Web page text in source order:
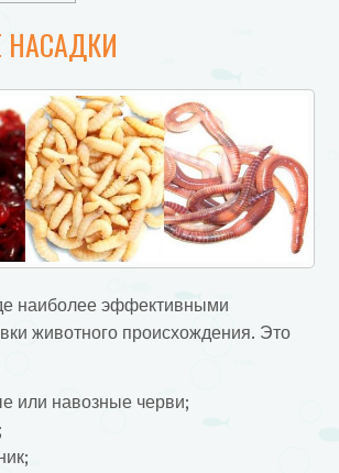
наиболее эффективными
животного происхождения. Это
или навозные черви;